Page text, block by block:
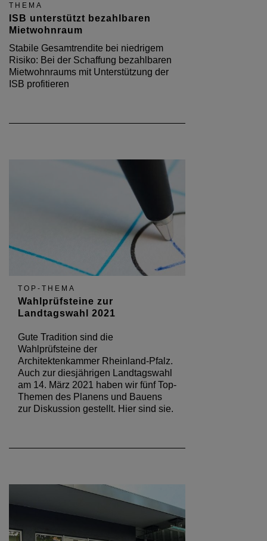
THEMA
ISB unterstützt bezahlbaren
Mietwohnraum
Stabile Gesamtrendite bei niedrigem
Risiko: Bei der Schaffung bezahlbaren
Mietwohnraums mit Unterstützung der
ISB profitieren
TOP-THEMA
Wahlprüfsteine zur
Landtagswahl 2021
Gute Tradition sind die
Wahlprüfsteine der
Architektenkammer Rheinland-Pfalz.
Auch zur diesjährigen Landtagswahl
am 14. März 2021 haben wir fünf Top-
Themen des Planens und Bauens
zur Diskussion gestellt. Hier sind sie.